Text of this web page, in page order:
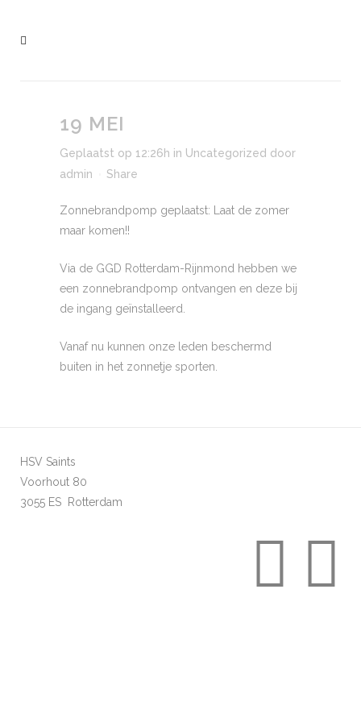
19 MEI
Geplaatst op 12:26h in Uncategorized door
admin
Share
Zonnebrandpomp geplaatst: Laat de zomer
maar komen!!
Via de GGD Rotterdam-Rijnmond hebben we
een zonnebrandpomp ontvangen en deze bij
de ingang geïnstalleerd.
Vanaf nu kunnen onze leden beschermd
buiten in het zonnetje sporten.
HSV Saints
Voorhout 80
3055 ES Rotterdam